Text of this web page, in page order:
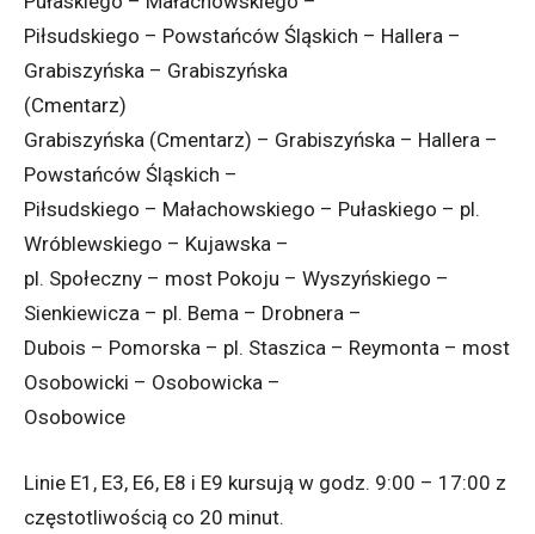
Piłsudskiego – Powstańców Śląskich – Hallera –
Grabiszyńska – Grabiszyńska
(Cmentarz)
Grabiszyńska (Cmentarz) – Grabiszyńska – Hallera –
Powstańców Śląskich –
Piłsudskiego – Małachowskiego – Pułaskiego – pl.
Wróblewskiego – Kujawska –
pl. Społeczny – most Pokoju – Wyszyńskiego –
Sienkiewicza – pl. Bema – Drobnera –
Dubois – Pomorska – pl. Staszica – Reymonta – most
Osobowicki – Osobowicka –
Osobowice
Linie E1, E3, E6, E8 i E9 kursują w godz. 9:00 – 17:00 z
częstotliwością co 20 minut.